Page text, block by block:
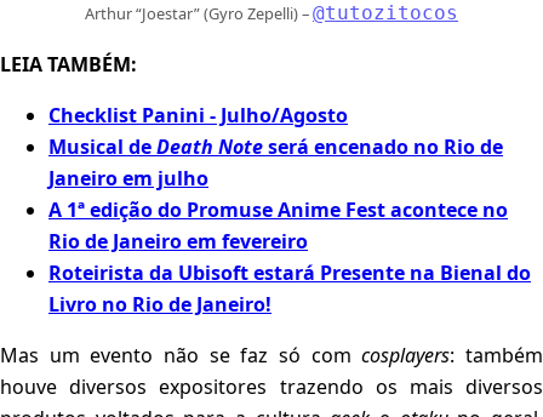
Arthur “Joestar” (Gyro Zepelli) –@tutozitocos
LEIA TAMBÉM:
Checklist Panini - Julho/Agosto
Musical deDeath Noteserá encenado no Rio de
Janeiro em julho
A 1ª edição do Promuse Anime Fest acontece no
Rio de Janeiro em fevereiro
Roteirista da Ubisoft estará Presente na Bienal do
Livro no Rio de Janeiro!
Mas um evento não se faz só comcosplayers: também
houve diversos expositores trazendo os mais diversos